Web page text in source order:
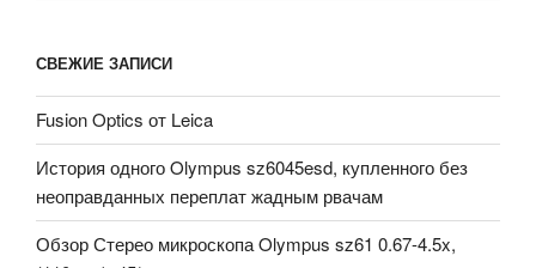
СВЕЖИЕ ЗАПИСИ
Fusion Optics от Leica
История одного Olympus sz6045esd, купленного без
неоправданных переплат жадным рвачам
Обзор Стерео микроскопа Olympus sz61 0.67-4.5x,